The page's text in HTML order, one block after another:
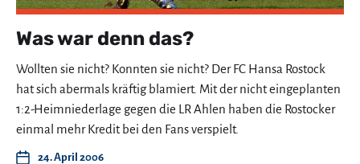
Was war denn das?
Wollten sie nicht? Konnten sie nicht? Der FC Hansa Rostock
hat sich abermals kräftig blamiert. Mit der nicht eingeplanten
1:2-Heimniederlage gegen die LR Ahlen haben die Rostocker
einmal mehr Kredit bei den Fans verspielt.
24. April 2006